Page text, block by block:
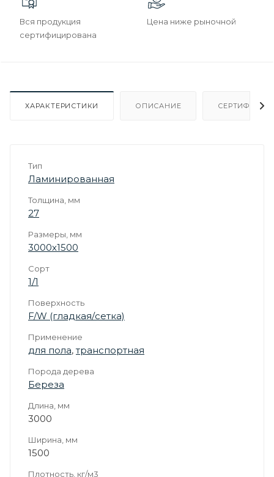
Вся продукция
сертифицирована
Цена ниже рыночной
ХАРАКТЕРИСТИКИ ОПИСАНИЕ
Тип
Ламинированная
Толщина, мм
27
Размеры, мм
3000х1500
Сорт
1/1
Поверхность
F/W (гладкая/сетка)
Применение
для пола,транспортная
Порода дерева
Береза
Длина, мм
3000
Ширина, мм
1500
Плотность, кг/м3